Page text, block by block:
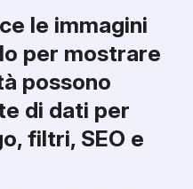
le immagini
per mostrare
possono
di dati per
filtri, SEO e